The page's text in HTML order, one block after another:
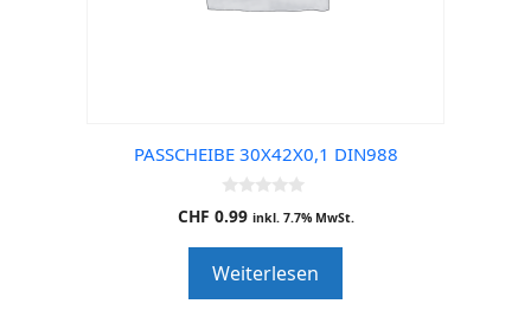
PASSCHEIBE 30X42X0,1 DIN988
0
o
o
f
5
CHF 0.99 inkl. 7.7% MwSt.
Weiterlesen